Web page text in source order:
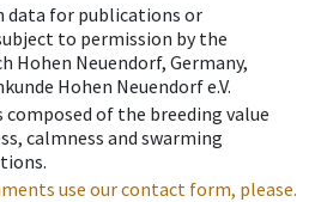
data for publications or
to permission by the
Hohen Neuendorf, Germany,
Hohen Neuendorf e.V.
of the breeding value
calmness and swarming
use our contact form, please.